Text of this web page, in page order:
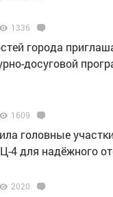
1336
города
досуговой
1609
головные
4 для надёжного
2020